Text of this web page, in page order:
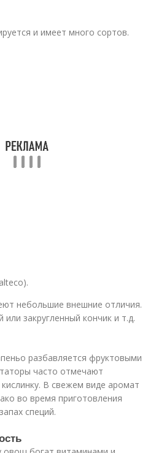
и имеет много сортов.
небольшие внешние отличия.
закругленный кончик и т.д.
разбавляется фруктовыми
часто отмечают
В свежем виде аромат
во время приготовления
специй.